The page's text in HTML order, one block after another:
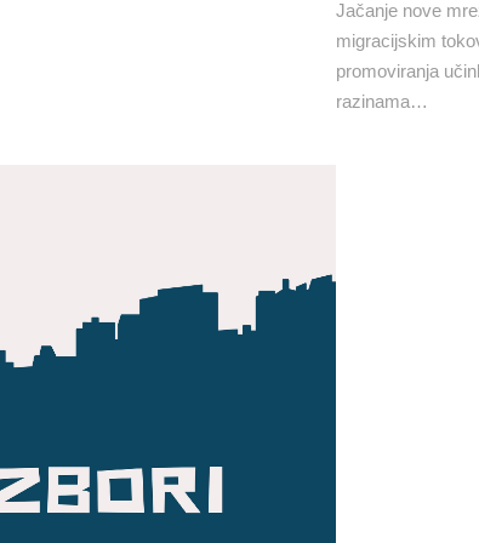
Jačanje nove
migracijskim
promoviranja
razinama…